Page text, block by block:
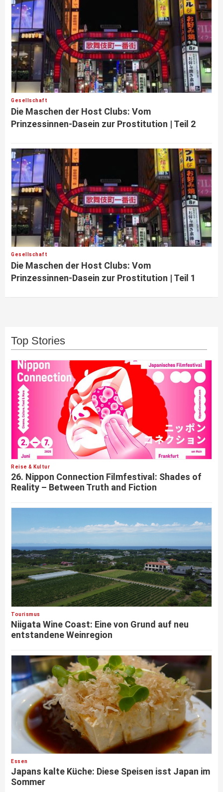
Gesellschaft
Die Maschen der Host Clubs: Vom
Prinzessinnen-Dasein zur Prostitution | Teil 2
Gesellschaft
Die Maschen der Host Clubs: Vom
Prinzessinnen-Dasein zur Prostitution | Teil 1
Top Stories
Reise & Kultur
26. Nippon Connection Filmfestival: Shades of
Reality – Between Truth and Fiction
Tourismus
Niigata Wine Coast: Eine von Grund auf neu
entstandene Weinregion
Essen
Japans kalte Küche: Diese Speisen isst Japan im
Sommer